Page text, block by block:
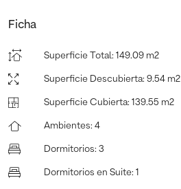
Ficha
Superficie Total : 149.09 m2
Superficie Descubierta: 9.54 m2
Superficie Cubierta: 139.55 m2
Ambientes: 4
Dormitorios: 3
Dormitorios en Suite: 1